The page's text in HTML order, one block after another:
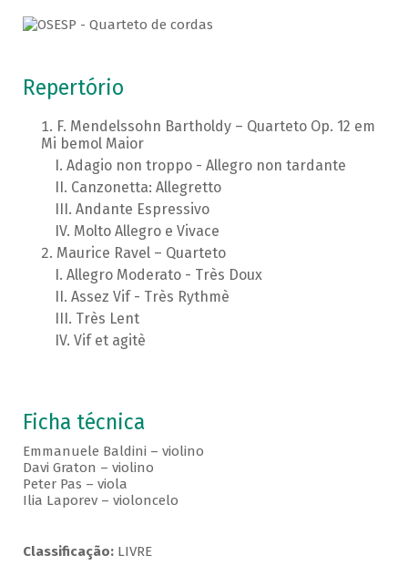
Repertório
F. Mendelssohn Bartholdy – Quarteto Op. 12 em
Mi bemol Maior
Adagio non troppo - Allegro non tardante
Canzonetta: Allegretto
Andante Espressivo
Molto Allegro e Vivace
Maurice Ravel – Quarteto
Allegro Moderato - Très Doux
Assez Vif - Très Rythmè
Très Lent
Vif et agitè
Ficha técnica
Emmanuele Baldini – violino
Davi Graton – violino
Peter Pas – viola
Ilia Laporev – violoncelo
Classificação:LIVRE